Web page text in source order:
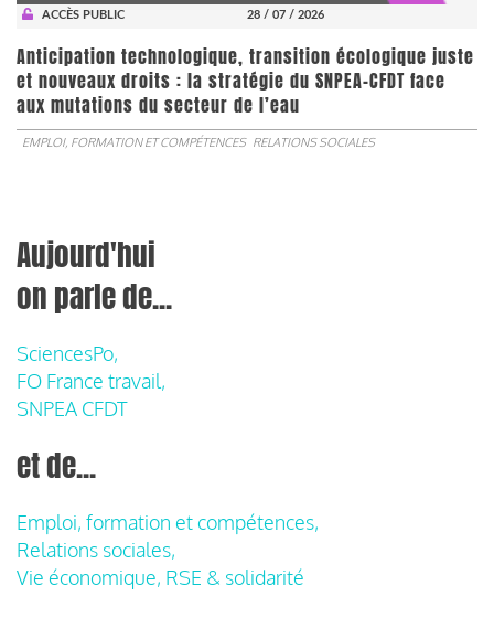
ACCÈS PUBLIC
28 / 07 / 2026
Anticipation technologique, transition écologique juste
et nouveaux droits : la stratégie du SNPEA-CFDT face
aux mutations du secteur de l’eau
EMPLOI, FORMATION ET COMPÉTENCES RELATIONS SOCIALES
Aujourd'hui
on parle de...
SciencesPo,
FO France travail,
SNPEA CFDT
et de...
Emploi, formation et compétences,
Relations sociales,
Vie économique, RSE & solidarité